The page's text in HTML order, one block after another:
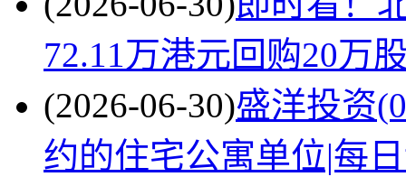
72.11万港元回购20万
(2026-06-30)盛洋投资
约的住宅公寓单位|每